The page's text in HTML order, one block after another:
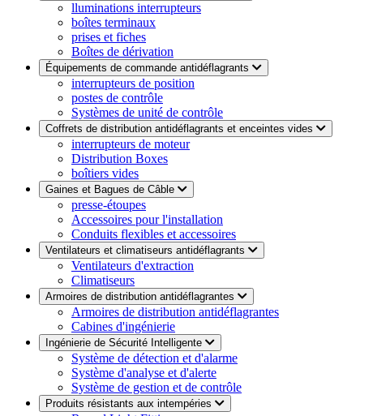
lluminations interrupteurs
boîtes terminaux
prises et fiches
Boîtes de dérivation
Équipements de commande antidéflagrants
interrupteurs de position
postes de contrôle
Systèmes de unité de contrôle
Coffrets de distribution antidéflagrants et enceintes vides
interrupteurs de moteur
Distribution Boxes
boîtiers vides
Gaines et Bagues de Câble
presse-étoupes
Accessoires pour l'installation
Conduits flexibles et accessoires
Ventilateurs et climatiseurs antidéflagrants
Ventilateurs d'extraction
Climatiseurs
Armoires de distribution antidéflagrantes
Armoires de distribution antidéflagrantes
Cabines d'ingénierie
Ingénierie de Sécurité Intelligente
Système de détection et d'alarme
Système d'analyse et d'alerte
Système de gestion et de contrôle
Produits résistants aux intempéries